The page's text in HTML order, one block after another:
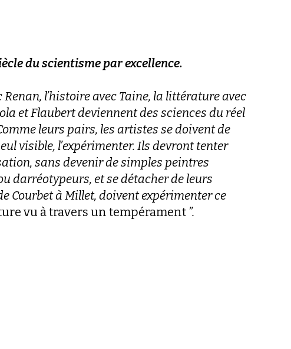
du scientisme par excellence.
l’histoire avec Taine, la littérature avec
et Flaubert deviennent des sciences du réel
leurs pairs, les artistes se doivent de
visible, l’expérimenter. Ils devront tenter
sans devenir de simples peintres
darréotypeurs, et se détacher de leurs
Courbet à Millet, doivent expérimenter ce
vu à travers un tempérament ”.